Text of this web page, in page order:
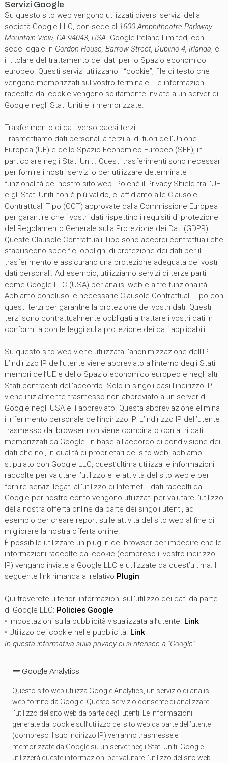
Servizi Google
Su questo sito web vengono utilizzati diversi servizi della
società Google LLC, con sede al 1600 Amphitheatre Parkway
Mountain View, CA 94043, USA. Google Ireland Limited, con
sede legale in Gordon House, Barrow Street, Dublino 4, Irlanda, è
il titolare del trattamento dei dati per lo Spazio economico
europeo. Questi servizi utilizzano i “cookie”, file di testo che
vengono memorizzati sul vostro terminale. Le informazioni
raccolte dai cookie vengono solitamente inviate a un server di
Google negli Stati Uniti e lì memorizzate.
Trasferimento di dati verso paesi terzi
Trasmettiamo dati personali a terzi al di fuori dell’Unione
Europea (UE) e dello Spazio Economico Europeo (SEE), in
particolare negli Stati Uniti. Questi trasferimenti sono necessari
per fornire i nostri servizi o per utilizzare determinate
funzionalità del nostro sito web. Poiché il Privacy Shield tra l’UE
e gli Stati Uniti non è più valido, ci affidiamo alle Clausole
Contrattuali Tipo (CCT) approvate dalla Commissione Europea
per garantire che i vostri dati rispettino i requisiti di protezione
del Regolamento Generale sulla Protezione dei Dati (GDPR).
Queste Clausole Contrattuali Tipo sono accordi contrattuali che
stabiliscono specifici obblighi di protezione dei dati per il
trasferimento e assicurano una protezione adeguata dei vostri
dati personali. Ad esempio, utilizziamo servizi di terze parti
come Google LLC (USA) per analisi web e altre funzionalità.
Abbiamo concluso le necessarie Clausole Contrattuali Tipo con
questi terzi per garantire la protezione dei vostri dati. Questi
terzi sono contrattualmente obbligati a trattare i vostri dati in
conformità con le leggi sulla protezione dei dati applicabili.
Su questo sito web viene utilizzata l’anonimizzazione dell’IP.
L’indirizzo IP dell’utente viene abbreviato all’interno degli Stati
membri dell’UE e dello Spazio economico europeo e negli altri
Stati contraenti dell’accordo. Solo in singoli casi l’indirizzo IP
viene inizialmente trasmesso non abbreviato a un server di
Google negli USA e lì abbreviato. Questa abbreviazione elimina
il riferimento personale dell’indirizzo IP. L’indirizzo IP dell’utente
trasmesso dal browser non viene combinato con altri dati
memorizzati da Google. In base all’accordo di condivisione dei
dati che noi, in qualità di proprietari del sito web, abbiamo
stipulato con Google LLC, quest’ultima utilizza le informazioni
raccolte per valutare l’utilizzo e le attività del sito web e per
fornire servizi legati all’utilizzo di Internet. I dati raccolti da
Google per nostro conto vengono utilizzati per valutare l’utilizzo
della nostra offerta online da parte dei singoli utenti, ad
esempio per creare report sulle attività del sito web al fine di
migliorare la nostra offerta online.
È possibile utilizzare un plug-in del browser per impedire che le
informazioni raccolte dai cookie (compreso il vostro indirizzo
IP) vengano inviate a Google LLC e utilizzate da quest’ultima. Il
seguente link rimanda al relativo Plugin
Qui troverete ulteriori informazioni sull’utilizzo dei dati da parte
di Google LLC: Policies Google
• Impostazioni sulla pubblicità visualizzata all’utente. Link
• Utilizzo dei cookie nelle pubblicità. Link
In questa informativa sulla privacy ci si riferisce a “Google”.
Google Analytics
Questo sito web utilizza Google Analytics, un servizio di analisi
web fornito da Google. Questo servizio consente di analizzare
l’utilizzo del sito web da parte degli utenti. Le informazioni
generate dal cookie sull’utilizzo del sito web da parte dell’utente
(compreso il suo indirizzo IP) verranno trasmesse e
memorizzate da Google su un server negli Stati Uniti. Google
utilizzerà queste informazioni per valutare l’utilizzo del sito web